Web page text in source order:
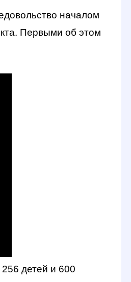
началом
Первыми об этом
детей и 600